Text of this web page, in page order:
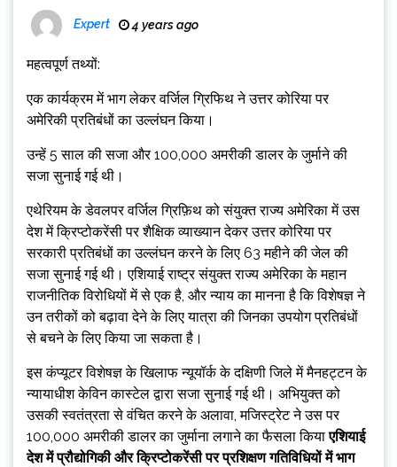
Expert 4 years ago
महत्वपूर्ण तथ्यों:
एक कार्यक्रम में भाग लेकर वर्जिल ग्रिफिथ ने उत्तर कोरिया पर
अमेरिकी प्रतिबंधों का उल्लंघन किया।
उन्हें 5 साल की सजा और 100,000 अमरीकी डालर के जुर्माने की
सजा सुनाई गई थी।
एथेरियम के डेवलपर वर्जिल ग्रिफ़िथ को संयुक्त राज्य अमेरिका में उस
देश में क्रिप्टोकरेंसी पर शैक्षिक व्याख्यान देकर उत्तर कोरिया पर
सरकारी प्रतिबंधों का उल्लंघन करने के लिए 63 महीने की जेल की
सजा सुनाई गई थी। एशियाई राष्ट्र संयुक्त राज्य अमेरिका के महान
राजनीतिक विरोधियों में से एक है, और न्याय का मानना ​​है कि विशेषज्ञ ने
उन तरीकों को बढ़ावा देने के लिए यात्रा की जिनका उपयोग प्रतिबंधों
से बचने के लिए किया जा सकता है।
इस कंप्यूटर विशेषज्ञ के खिलाफ न्यूयॉर्क के दक्षिणी जिले में मैनहट्टन के
न्यायाधीश केविन कास्टेल द्वारा सजा सुनाई गई थी। अभियुक्त को
उसकी स्वतंत्रता से वंचित करने के अलावा, मजिस्ट्रेट ने उस पर
100,000 अमरीकी डालर का जुर्माना लगाने का फैसला कियाएशियाई
देश में प्रौद्योगिकी और क्रिप्टोकरेंसी पर प्रशिक्षण गतिविधियों में भाग